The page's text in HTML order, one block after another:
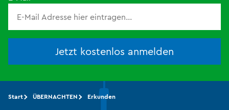
Jetzt kostenlos anmelden
Start ÜBERNACHTEN Erkunden